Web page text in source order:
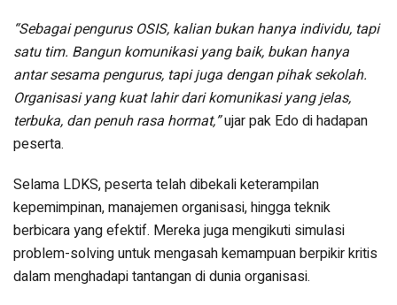
“Sebagai pengurus OSIS, kalian bukan hanya individu, tapi
satu tim. Bangun komunikasi yang baik, bukan hanya
antar sesama pengurus, tapi juga dengan pihak sekolah.
Organisasi yang kuat lahir dari komunikasi yang jelas,
terbuka, dan penuh rasa hormat,”ujar pak Edo di hadapan
peserta.
Selama LDKS, peserta telah dibekali keterampilan
kepemimpinan, manajemen organisasi, hingga teknik
berbicara yang efektif. Mereka juga mengikuti simulasi
problem-solving untuk mengasah kemampuan berpikir kritis
dalam menghadapi tantangan di dunia organisasi.